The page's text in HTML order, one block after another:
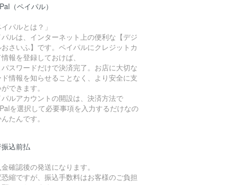
（ペイパル）
イパルとは？」
ルは、インターネット上の便利な【デジ
おさいふ】です。ペイパルにクレジットカ
報を登録しておけば、
パスワードだけで決済完了。お店に大切な
ド情報を知らせることなく、より安全に支
できます。
ルアカウントの開設は、決済方法で
を選択して必要事項を入力するだけなの
たんです。
込前払
金確認後の発送になります。
恐縮ですが、振込手数料はお客様のご負担